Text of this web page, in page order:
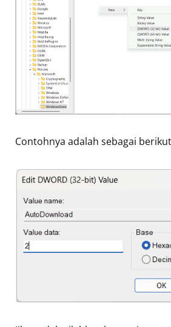
Contohnya adalah sebagai